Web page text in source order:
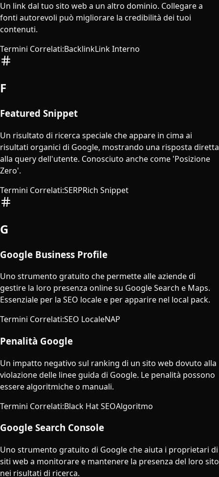
Un link dal tuo sito web a un altro dominio. Collegare a
fonti autorevoli può migliorare la credibilità dei tuoi
contenuti.
Termini Correlati:BacklinkLink Interno
F
Featured Snippet
Un risultato di ricerca speciale che appare in cima ai
risultati organici di Google, mostrando una risposta diretta
alla query dell'utente. Conosciuto anche come 'Posizione
Zero'.
Termini Correlati:SERPRich Snippet
G
Google Business Profile
Uno strumento gratuito che permette alle aziende di
gestire la loro presenza online su Google Search e Maps.
Essenziale per la SEO locale e per apparire nel local pack.
Termini Correlati:SEO LocaleNAP
Penalità Google
Un impatto negativo sul ranking di un sito web dovuto alla
violazione delle linee guida di Google. Le penalità possono
essere algoritmiche o manuali.
Termini Correlati:Black Hat SEOAlgoritmo
Google Search Console
Uno strumento gratuito di Google che aiuta i proprietari di
siti web a monitorare e mantenere la presenza del loro sito
nei risultati di ricerca.